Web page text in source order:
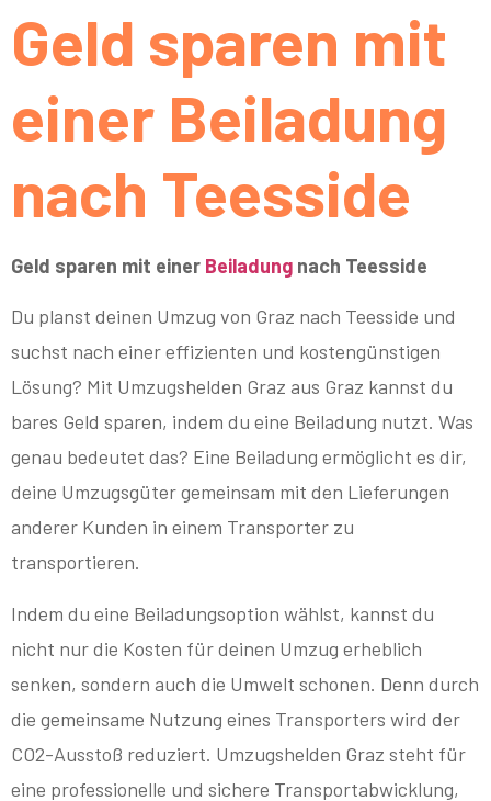
Geld sparen mit
einer Beiladung
nach Teesside
Geld sparen mit einer Beiladung nach Teesside
Du planst deinen Umzug von Graz nach Teesside und
suchst nach einer effizienten und kostengünstigen
Lösung? Mit Umzugshelden Graz aus Graz kannst du
bares Geld sparen, indem du eine Beiladung nutzt. Was
genau bedeutet das? Eine Beiladung ermöglicht es dir,
deine Umzugsgüter gemeinsam mit den Lieferungen
anderer Kunden in einem Transporter zu
transportieren.
Indem du eine Beiladungsoption wählst, kannst du
nicht nur die Kosten für deinen Umzug erheblich
senken, sondern auch die Umwelt schonen. Denn durch
die gemeinsame Nutzung eines Transporters wird der
CO2-Ausstoß reduziert. Umzugshelden Graz steht für
eine professionelle und sichere Transportabwicklung,